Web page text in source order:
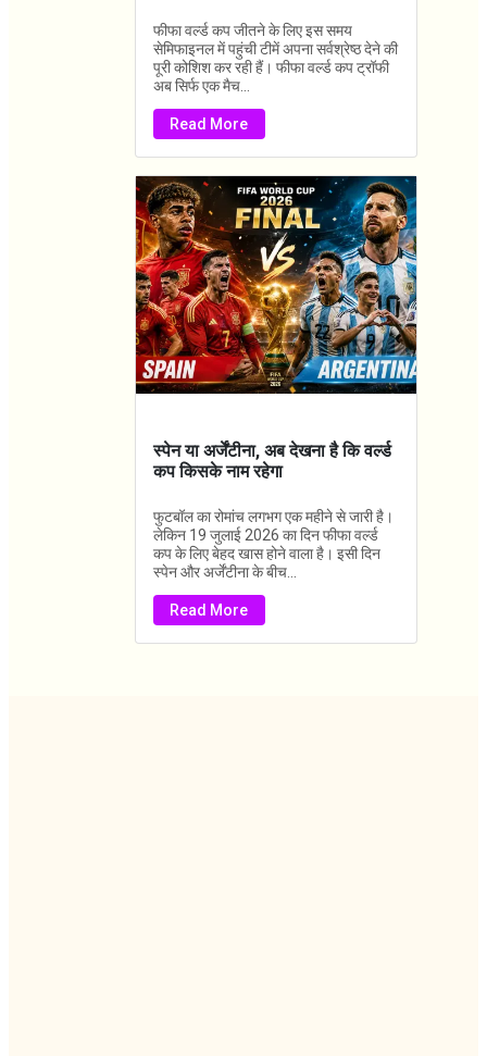
फीफा वर्ल्ड कप जीतने के लिए इस समय
सेमिफाइनल में पहुंची टीमें अपना सर्वश्रेष्ठ देने की
पूरी कोशिश कर रही हैं। फीफा वर्ल्ड कप ट्रॉफी
अब सिर्फ एक मैच...
Read More
स्पेन या अर्जेंटीना, अब देखना है कि वर्ल्ड
कप किसके नाम रहेगा
फुटबॉल का रोमांच लगभग एक महीने से जारी है।
लेकिन 19 जुलाई 2026 का दिन फीफा वर्ल्ड
कप के लिए बेहद खास होने वाला है। इसी दिन
स्पेन और अर्जेंटीना के बीच...
Read More